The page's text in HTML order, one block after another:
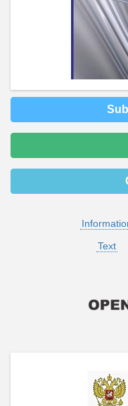
Text